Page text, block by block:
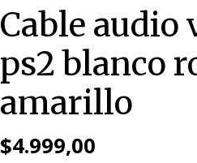
Cable audio
ps2 blanco
amarillo
$4.999,00